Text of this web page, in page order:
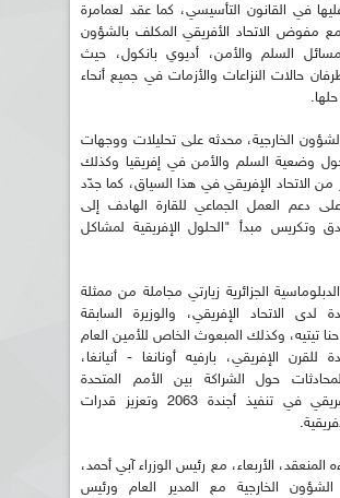
في القانون التأسيسي، كما عقد لعمامرة
مفوض الاتحاد الأفريقي المكلف بالشؤون
السلم والأمن، أديوي بانكول، حيث
حالات النزاعات والأزمات في جميع أنحاء
الخارجية، محدثه على تحليلات ووجهات
حول وضعية السلم والأمن في إفريقيا وكذلك
من الاتحاد الإفريقي في هذا السياق، كما جدّد
على دعم العمل الجماعي للقارة الهادف إلى
وتكريس مبدأ "الحلول الإفريقية لمشاكل
الجزائرية زيارتي مجاملة من ممثلة
لدى الاتحاد الإفريقي، والوزيرة السابقة
حنا تيتيه، وكذلك المبعوث الخاص للأمين العام
للقرن الإفريقي، بارفيه أونانغا - أنيانغا،
حول الشراكة بين الأمم المتحدة
والاتحاد الأفريقي في تنفيذ أجندة 2063 وتعزيز قدرات
المنعقد، الأربعاء، مع رئيس الوزراء آبي أحمد،
الخارجية مع المدير العام ورئيس